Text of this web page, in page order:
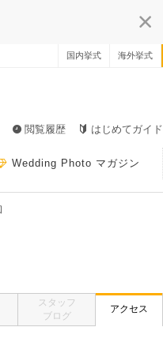
国内挙式 海外挙式
閲覧履歴 はじめてガイド
Wedding Photo マガジン
スタッフ
ブログ
アクセス